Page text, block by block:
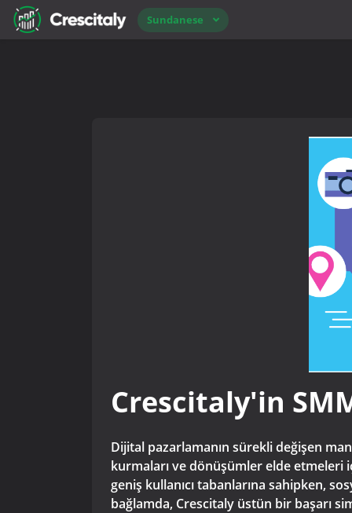
Sundanese
Crescitaly'in
Dijital pazarlamanın sürekli değişen
kurmaları ve dönüşümler elde etmeleri
geniş kullanıcı tabanlarına sahipken,
bağlamda, Crescitaly üstün bir başarı